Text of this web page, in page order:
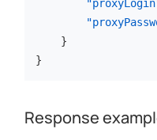
}
}
Response